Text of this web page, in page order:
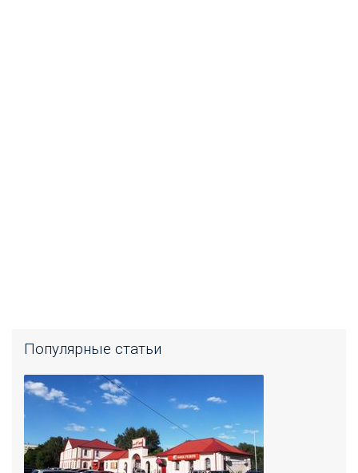
Популярные статьи